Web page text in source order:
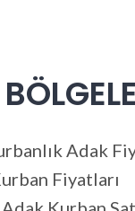
Adak
Fiyatları